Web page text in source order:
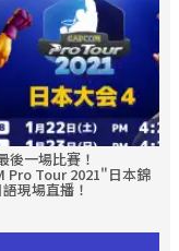
後一場比賽！
Pro Tour 2021"日本錦
現場直播！